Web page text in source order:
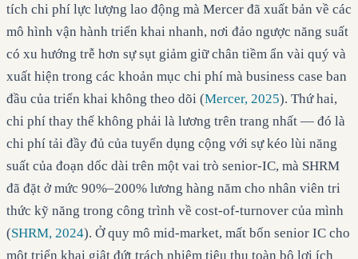
tích chi phí lực lượng lao động mà Mercer đã xuất bản về các
mô hình vận hành triển khai nhanh, nơi đảo ngược năng suất
có xu hướng trễ hơn sự sụt giảm giữ chân tiềm ẩn vài quý và
xuất hiện trong các khoản mục chi phí mà business case ban
đầu của triển khai không theo dõi (Mercer, 2025). Thứ hai,
chi phí thay thế không phải là lương trên trang nhất — đó là
chi phí tải đầy đủ của tuyển dụng cộng với sự kéo lùi năng
suất của đoạn dốc dài trên một vai trò senior-IC, mà SHRM
đã đặt ở mức 90%–200% lương hàng năm cho nhân viên tri
thức kỹ năng trong công trình về cost-of-turnover của mình
(SHRM, 2024). Ở quy mô mid-market, mất bốn senior IC cho
một triển khai giật đứt trách nhiệm tiêu thụ toàn bộ lợi ích